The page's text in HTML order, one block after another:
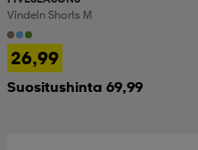
Vindeln Shorts M
26,99
Suositushinta 69,99